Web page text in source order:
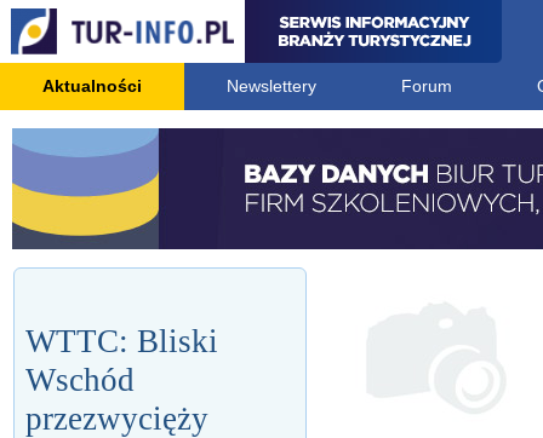
Aktualności Newslettery Forum
WTTC: Bliski
Wschód
przezwycięży